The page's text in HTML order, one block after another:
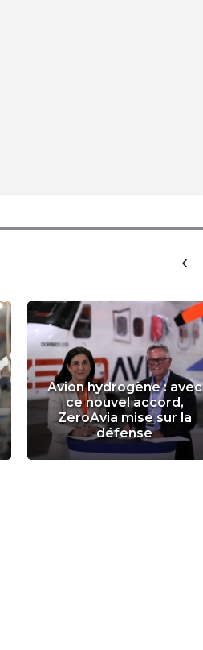
Avion hydrogène : avec
ce nouvel accord,
ZeroAvia mise sur la
défense